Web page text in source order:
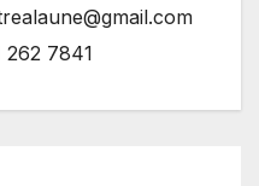
262 7841